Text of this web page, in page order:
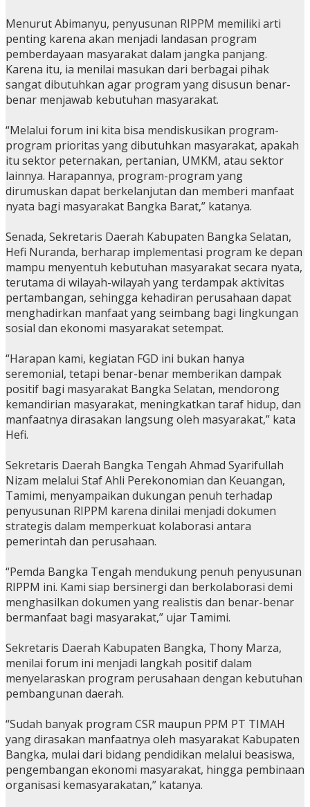
Menurut Abimanyu, penyusunan RIPPM memiliki arti
penting karena akan menjadi landasan program
pemberdayaan masyarakat dalam jangka panjang.
Karena itu, ia menilai masukan dari berbagai pihak
sangat dibutuhkan agar program yang disusun benar-
benar menjawab kebutuhan masyarakat.
“Melalui forum ini kita bisa mendiskusikan program-
program prioritas yang dibutuhkan masyarakat, apakah
itu sektor peternakan, pertanian, UMKM, atau sektor
lainnya. Harapannya, program-program yang
dirumuskan dapat berkelanjutan dan memberi manfaat
nyata bagi masyarakat Bangka Barat,” katanya.
Senada, Sekretaris Daerah Kabupaten Bangka Selatan,
Hefi Nuranda, berharap implementasi program ke depan
mampu menyentuh kebutuhan masyarakat secara nyata,
terutama di wilayah-wilayah yang terdampak aktivitas
pertambangan, sehingga kehadiran perusahaan dapat
menghadirkan manfaat yang seimbang bagi lingkungan
sosial dan ekonomi masyarakat setempat.
“Harapan kami, kegiatan FGD ini bukan hanya
seremonial, tetapi benar-benar memberikan dampak
positif bagi masyarakat Bangka Selatan, mendorong
kemandirian masyarakat, meningkatkan taraf hidup, dan
manfaatnya dirasakan langsung oleh masyarakat,” kata
Hefi.
Sekretaris Daerah Bangka Tengah Ahmad Syarifullah
Nizam melalui Staf Ahli Perekonomian dan Keuangan,
Tamimi, menyampaikan dukungan penuh terhadap
penyusunan RIPPM karena dinilai menjadi dokumen
strategis dalam memperkuat kolaborasi antara
pemerintah dan perusahaan.
“Pemda Bangka Tengah mendukung penuh penyusunan
RIPPM ini. Kami siap bersinergi dan berkolaborasi demi
menghasilkan dokumen yang realistis dan benar-benar
bermanfaat bagi masyarakat,” ujar Tamimi.
Sekretaris Daerah Kabupaten Bangka, Thony Marza,
menilai forum ini menjadi langkah positif dalam
menyelaraskan program perusahaan dengan kebutuhan
pembangunan daerah.
“Sudah banyak program CSR maupun PPM PT TIMAH
yang dirasakan manfaatnya oleh masyarakat Kabupaten
Bangka, mulai dari bidang pendidikan melalui beasiswa,
pengembangan ekonomi masyarakat, hingga pembinaan
organisasi kemasyarakatan,” katanya.